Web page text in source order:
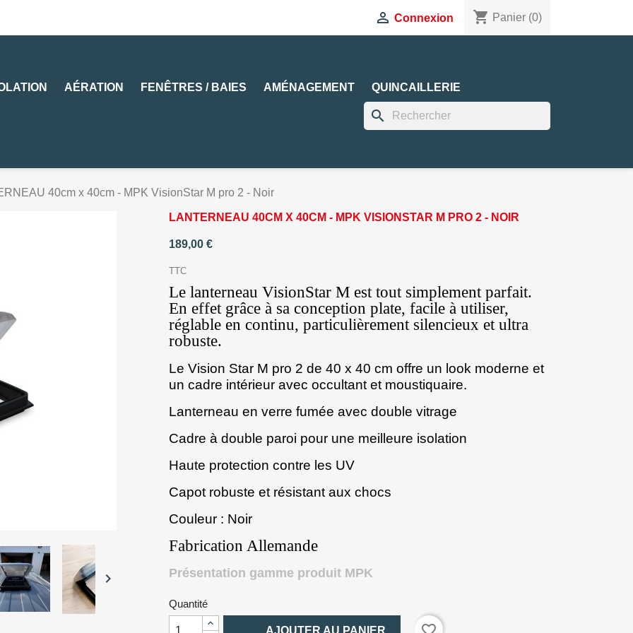
 Connexion shopping_cart Panier (0)
AÉRATION FENÊTRES / BAIES AMÉNAGEMENT QUINCAILLERIE
search
40cm x 40cm - MPK VisionStar M pro 2 - Noir

LANTERNEAU 40CM X 40CM - MPK VISIONSTAR M PRO 2 - NOIR
189,00 €
TTC
Le lanterneau VisionStar M est tout simplement parfait.
En effet grâce à sa conception plate, facile à utiliser,
réglable en continu, particulièrement silencieux et ultra
robuste.
Le Vision Star M pro 2 de 40 x 40 cm offre un look moderne et
un cadre intérieur avec occultant et moustiquaire.
Lanterneau en verre fumée avec double vitrage
Cadre à double paroi pour une meilleure isolation
Haute protection contre les UV
Capot robuste et résistant aux chocs
Couleur : Noir
Fabrication Allemande
Présentation gamme produit MPK
Quantité
AJOUTER AU PANIER